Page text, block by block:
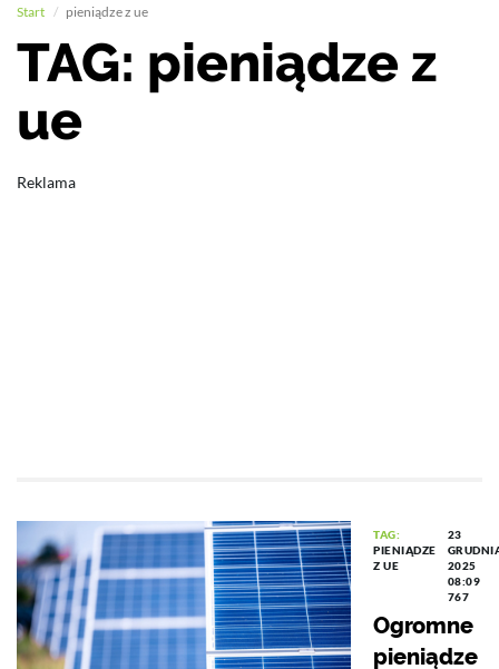
Start pieniądze z ue
TAG: pieniądze z
ue
Reklama
TAG:
PIENIĄDZE
Z UE
23
2025
08:09
767
Ogromne
pieniądze